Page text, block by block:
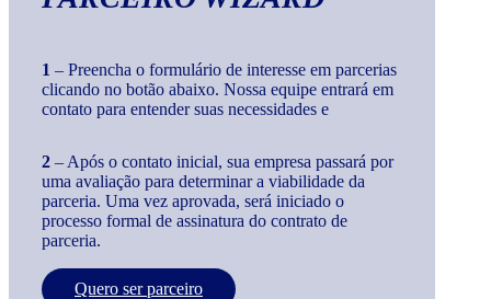
1 – Preencha o formulário de interesse em parcerias
clicando no botão abaixo. Nossa equipe entrará em
contato para entender suas necessidades e
2 – Após o contato inicial, sua empresa passará por
uma avaliação para determinar a viabilidade da
parceria. Uma vez aprovada, será iniciado o
processo formal de assinatura do contrato de
parceria.
Quero ser parceiro